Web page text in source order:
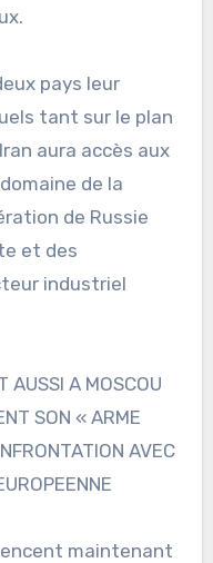
pays leur
tant sur le plan
aura accès aux
de la
de Russie
et des
industriel
AUSSI A MOSCOU
SON « ARME
AVEC
maintenant